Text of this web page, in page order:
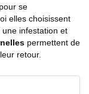
se
elles choisissent
une infestation et
permettent de
retour.